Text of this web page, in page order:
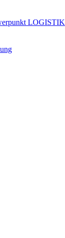
LOGISTIK